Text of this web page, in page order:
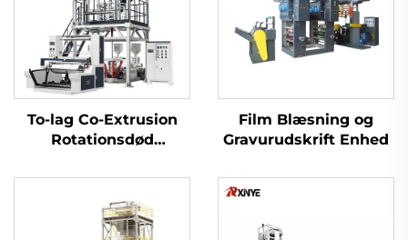
To-lag Co-Extrusion
Rotationsdød
Film Blæsning og
Gravurudskrift Enhed